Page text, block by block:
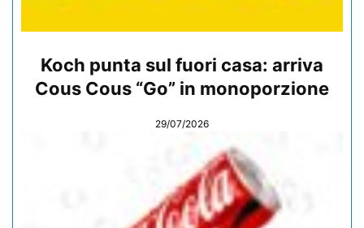
Koch punta sul fuori casa: arriva
Cous Cous “Go” in monoporzione
29/07/2026